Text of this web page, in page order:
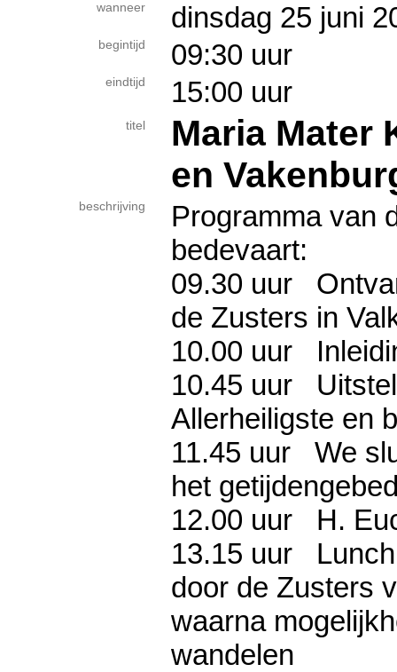
wanneer dinsdag 25 juni
begintijd 09:30 uur
eindtijd 15:00 uur
titel
Maria Mater
en
beschrijving
Programma van
bedevaart:
09.30 uur
de Zusters in
10.00 uur
10.45 uur
Allerheiligste en
11.45 uur We
het
12.00 uur H.
13.15 uur
door de Zusters
waarna